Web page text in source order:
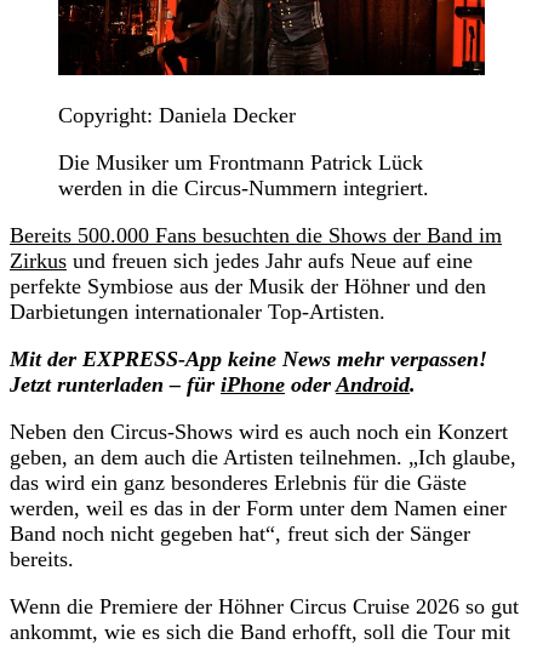
Copyright: Daniela Decker
Die Musiker um Frontmann Patrick Lück
werden in die Circus-Nummern integriert.
Bereits 500.000 Fans besuchten die Shows der Band im
Zirkus und freuen sich jedes Jahr aufs Neue auf eine
perfekte Symbiose aus der Musik der Höhner und den
Darbietungen internationaler Top-Artisten.
Mit der EXPRESS-App keine News mehr verpassen!
Jetzt runterladen – für iPhone oder Android.
Neben den Circus-Shows wird es auch noch ein Konzert
geben, an dem auch die Artisten teilnehmen. „Ich glaube,
das wird ein ganz besonderes Erlebnis für die Gäste
werden, weil es das in der Form unter dem Namen einer
Band noch nicht gegeben hat“, freut sich der Sänger
bereits.
Wenn die Premiere der Höhner Circus Cruise 2026 so gut
ankommt, wie es sich die Band erhofft, soll die Tour mit